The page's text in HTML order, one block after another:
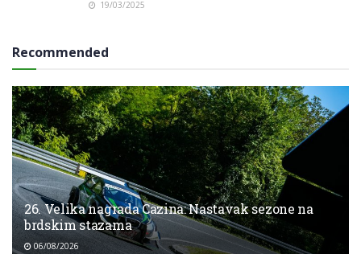
19/03/2025
Recommended
26. Velika nagrada Cazina: Nastavak sezone na
brdskim stazama
06/08/2026